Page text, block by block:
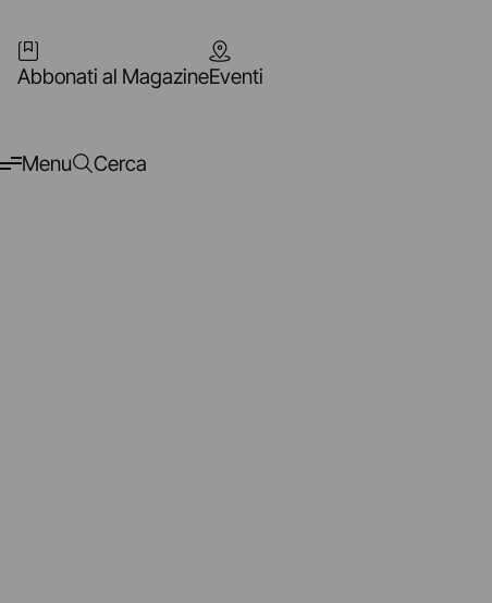
Abbonati al MagazineEventi
Menu Cerca